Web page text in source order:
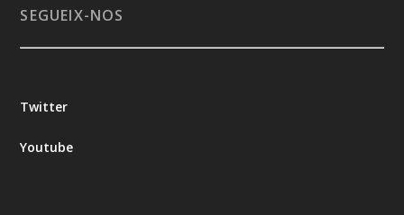
SEGUEIX-NOS
Twitter
Youtube